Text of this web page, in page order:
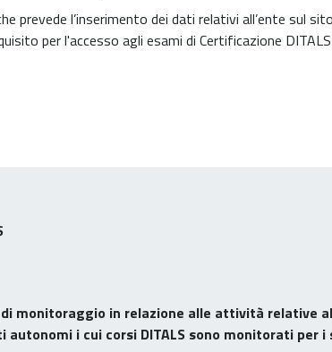
l’inserimento dei dati relativi all’ente sul
per l'accesso agli esami di Certificazione DITALS
monitoraggio in relazione alle attività relative
i cui corsi DITALS sono monitorati